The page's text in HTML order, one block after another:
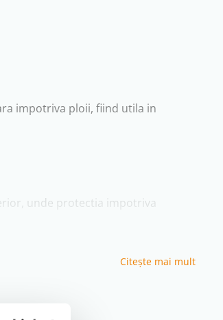
impotriva ploii, fiind utila in
unde protectia impotriva
Citeşte mai mult